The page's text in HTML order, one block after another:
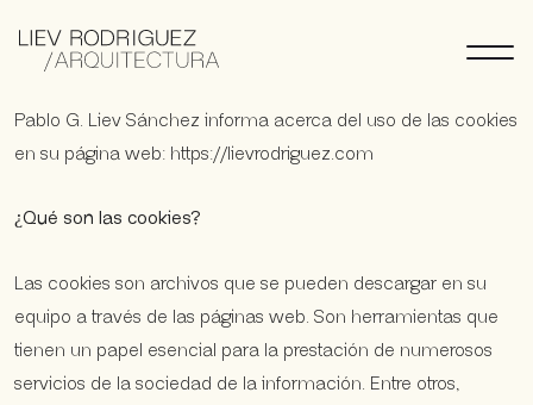
Política de cookies
Pablo G. Liev Sánchez informa acerca del uso de las cookies
en su página web: https://lievrodriguez.com
¿Qué son las cookies?
Las cookies son archivos que se pueden descargar en su
equipo a través de las páginas web. Son herramientas que
tienen un papel esencial para la prestación de numerosos
servicios de la sociedad de la información. Entre otros,